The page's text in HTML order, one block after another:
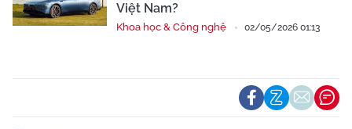
Việt Nam?
Khoa học & Công nghệ 02/05/2026 01:13